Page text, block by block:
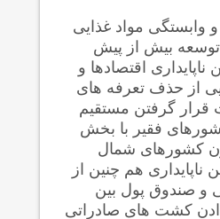
و وابستگی مواد غذایی
بیش از پیش
اقتصادها و
از حذف تعرفه های
قرار گرفتن مستقیم
فقیر با بخش
کشورهای شمال
هم چنین از
و صندوق پول بین
کشت های صادراتی